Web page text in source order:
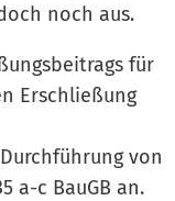
noch aus.
für
Erschließung
von
a-c BauGB an.